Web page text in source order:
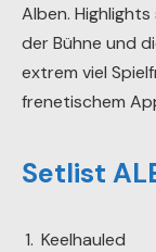
Alben.
der Bühne und
extrem viel
frenetischem
Setlist
Keelhauled